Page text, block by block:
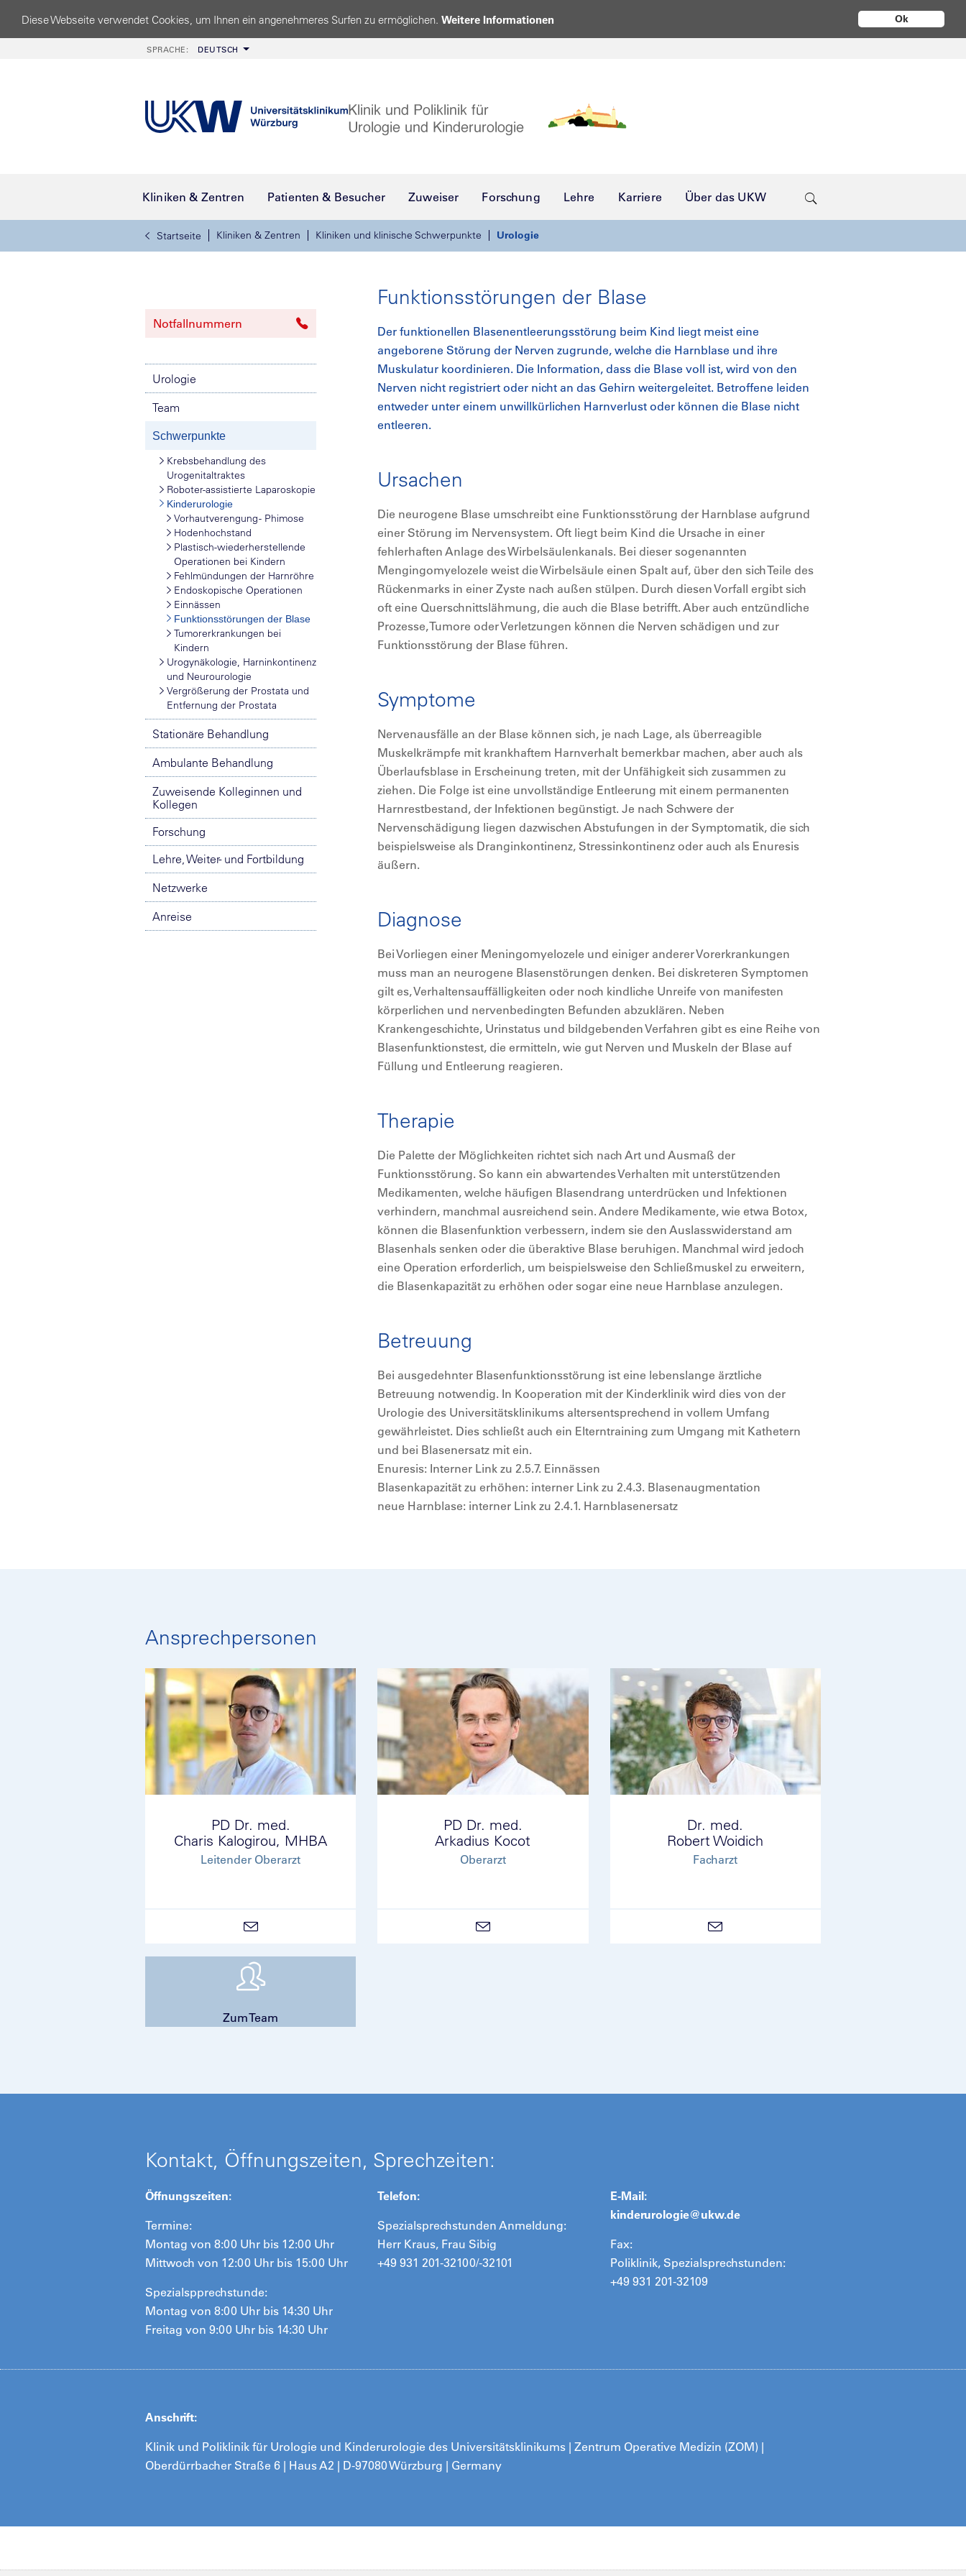
Ok
Diese Webseite verwendet Cookies, um Ihnen ein angenehmeres Surfen zu ermöglichen. Weitere Informationen
SPRACHE: DEUTSCH
Kliniken & Zentren Patienten & Besucher Zuweiser Forschung Lehre Karriere Über das UKW
Startseite Kliniken & Zentren Kliniken und klinische Schwerpunkte Urologie
Notfallnummern
Urologie
Team
Schwerpunkte
Krebsbehandlung des
Urogenitaltraktes
Roboter-assistierte Laparoskopie
Kinderurologie
Vorhautverengung - Phimose
Hodenhochstand
Plastisch-wiederherstellende
Operationen bei Kindern
Fehlmündungen der Harnröhre
Endoskopische Operationen
Einnässen
Funktionsstörungen der Blase
Tumorerkrankungen bei
Kindern
Urogynäkologie, Harninkontinenz
und Neurourologie
Vergrößerung der Prostata und
Entfernung der Prostata
Stationäre Behandlung
Ambulante Behandlung
Zuweisende Kolleginnen und
Kollegen
Forschung
Lehre, Weiter- und Fortbildung
Netzwerke
Anreise
Funktionsstörungen der Blase
Der funktionellen Blasenentleerungsstörung beim Kind liegt meist eine
angeborene Störung der Nerven zugrunde, welche die Harnblase und ihre
Muskulatur koordinieren. Die Information, dass die Blase voll ist, wird von den
Nerven nicht registriert oder nicht an das Gehirn weitergeleitet. Betroffene leiden
entweder unter einem unwillkürlichen Harnverlust oder können die Blase nicht
entleeren.
Ursachen
Die neurogene Blase umschreibt eine Funktionsstörung der Harnblase aufgrund
einer Störung im Nervensystem. Oft liegt beim Kind die Ursache in einer
fehlerhaften Anlage des Wirbelsäulenkanals. Bei dieser sogenannten
Mengingomyelozele weist die Wirbelsäule einen Spalt auf, über den sich Teile des
Rückenmarks in einer Zyste nach außen stülpen. Durch diesen Vorfall ergibt sich
oft eine Querschnittslähmung, die auch die Blase betrifft. Aber auch entzündliche
Prozesse, Tumore oder Verletzungen können die Nerven schädigen und zur
Funktionsstörung der Blase führen.
Symptome
Nervenausfälle an der Blase können sich, je nach Lage, als überreagible
Muskelkrämpfe mit krankhaftem Harnverhalt bemerkbar machen, aber auch als
Überlaufsblase in Erscheinung treten, mit der Unfähigkeit sich zusammen zu
ziehen. Die Folge ist eine unvollständige Entleerung mit einem permanenten
Harnrestbestand, der Infektionen begünstigt. Je nach Schwere der
Nervenschädigung liegen dazwischen Abstufungen in der Symptomatik, die sich
beispielsweise als Dranginkontinenz, Stressinkontinenz oder auch als Enuresis
äußern.
Diagnose
Bei Vorliegen einer Meningomyelozele und einiger anderer Vorerkrankungen
muss man an neurogene Blasenstörungen denken. Bei diskreteren Symptomen
gilt es, Verhaltensauffälligkeiten oder noch kindliche Unreife von manifesten
körperlichen und nervenbedingten Befunden abzuklären. Neben
Krankengeschichte, Urinstatus und bildgebenden Verfahren gibt es eine Reihe von
Blasenfunktionstest, die ermitteln, wie gut Nerven und Muskeln der Blase auf
Füllung und Entleerung reagieren.
Therapie
Die Palette der Möglichkeiten richtet sich nach Art und Ausmaß der
Funktionsstörung. So kann ein abwartendes Verhalten mit unterstützenden
Medikamenten, welche häufigen Blasendrang unterdrücken und Infektionen
verhindern, manchmal ausreichend sein. Andere Medikamente, wie etwa Botox,
können die Blasenfunktion verbessern, indem sie den Auslasswiderstand am
Blasenhals senken oder die überaktive Blase beruhigen. Manchmal wird jedoch
eine Operation erforderlich, um beispielsweise den Schließmuskel zu erweitern,
die Blasenkapazität zu erhöhen oder sogar eine neue Harnblase anzulegen.
Betreuung
Bei ausgedehnter Blasenfunktionsstörung ist eine lebenslange ärztliche
Betreuung notwendig. In Kooperation mit der Kinderklinik wird dies von der
Urologie des Universitätsklinikums altersentsprechend in vollem Umfang
gewährleistet. Dies schließt auch ein Elterntraining zum Umgang mit Kathetern
und bei Blasenersatz mit ein.
Enuresis: Interner Link zu 2.5.7. Einnässen
Blasenkapazität zu erhöhen: interner Link zu 2.4.3. Blasenaugmentation
neue Harnblase: interner Link zu 2.4.1. Harnblasenersatz
Ansprechpersonen
PD Dr. med.
Charis Kalogirou, MHBA
Leitender Oberarzt
PD Dr. med.
Arkadius Kocot
Oberarzt
Dr. med.
Robert Woidich
Facharzt
Zum Team
Kontakt, Öffnungszeiten, Sprechzeiten:
Öffnungszeiten:
Termine:
Montag von 8:00 Uhr bis 12:00 Uhr
Mittwoch von 12:00 Uhr bis 15:00 Uhr
Spezialspprechstunde:
Montag von 8:00 Uhr bis 14:30 Uhr
Freitag von 9:00 Uhr bis 14:30 Uhr
Telefon:
Spezialsprechstunden Anmeldung:
Herr Kraus, Frau Sibig
+49 931 201-32100/-32101
E-Mail:
kinderurologie@ukw.de
Fax:
Poliklinik, Spezialsprechstunden:
+49 931 201-32109
Anschrift:
Klinik und Poliklinik für Urologie und Kinderurologie des Universitätsklinikums | Zentrum Operative Medizin (ZOM) |
Oberdürrbacher Straße 6 | Haus A2 | D-97080 Würzburg | Germany